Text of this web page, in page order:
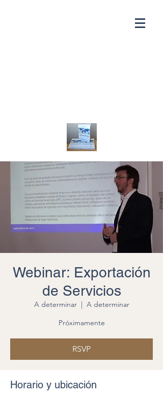
Webinar: Exportación
de Servicios
A determinar
  |
A determinar
Próximamente
RSVP
Horario y ubicación